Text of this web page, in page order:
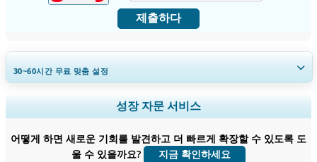
제출하다
30~60시간무료 맞춤 설정
지역 및 국가 범위 확장, 세그먼트 분석, 기업 프로필, 경쟁 벤치마킹, 및 최
종 사용자 인사이트.
지금 맞춤 설정
성장 자문 서비스
어떻게 하면 새로운 기회를 발견하고 더 빠르게 확장할 수 있도록 도
울 수 있을까요?
지금 확인하세요